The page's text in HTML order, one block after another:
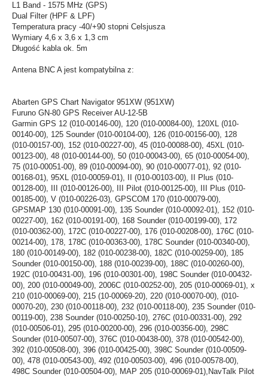
L1 Band - 1575 MHz (GPS)
Dual Filter (HPF & LPF)
Temperatura pracy -40/+90 stopni Celsjusza
Wymiary 4,6 x 3,6 x 1,3 cm
Długość kabla ok. 5m
Antena BNC A jest kompatybilna z:
Abarten GPS Chart Navigator 951XW (951XW)
Furuno GN-80 GPS Receiver AU-12-5B
Garmin GPS 12 (010-00146-00), 120 (010-00084-00), 120XL (010-
00140-00), 125 Sounder (010-00104-00), 126 (010-00156-00), 128
(010-00157-00), 152 (010-00227-00), 45 (010-00088-00), 45XL (010-
00123-00), 48 (010-00144-00), 50 (010-00043-00), 65 (010-00054-00),
75 (010-00051-00), 89 (010-00094-00), 90 (010-00077-01), 92 (010-
00168-01), 95XL (010-00059-01), II (010-00103-00), II Plus (010-
00128-00), III (010-00126-00), III Pilot (010-00125-00), III Plus (010-
00185-00), V (010-00226-03), GPSCOM 170 (010-00079-00),
GPSMAP 130 (010-00091-00), 135 Sounder (010-00092-01), 152 (010-
00227-00), 162 (010-00191-00), 168 Sounder (010-00199-00), 172
(010-00362-00), 172C (010-00227-00), 176 (010-00208-00), 176C (010-
00214-00), 178, 178C (010-00363-00), 178C Sounder (010-00340-00),
180 (010-00149-00), 182 (010-00238-00), 182C (010-00259-00), 185
Sounder (010-00150-00), 188 (010-00239-00), 188C (010-00260-00),
192C (010-00431-00), 196 (010-00301-00), 198C Sounder (010-00432-
00), 200 (010-00049-00), 2006C (010-00252-00), 205 (010-00069-01), x
210 (010-00069-00), 215 (10-00069-20), 220 (010-00070-00), (010-
00070-20), 230 (010-00118-00), 232 (010-00118-00), 235 Sounder (010-
00119-00), 238 Sounder (010-00250-10), 276C (010-00331-00), 292
(010-00506-01), 295 (010-00200-00), 296 (010-00356-00), 298C
Sounder (010-00507-00), 376C (010-00438-00), 378 (010-00542-00),
392 (010-00508-00), 396 (010-00425-00), 398C Sounder (010-00509-
00), 478 (010-00543-00), 492 (010-00503-00), 496 (010-00578-00),
498C Sounder (010-00504-00), MAP 205 (010-00069-01),NavTalk Pilot